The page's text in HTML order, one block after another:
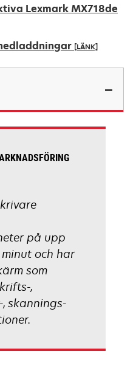
Lexmark MX718de
[LÄNK]
på upp
och har
som
,
skannings-